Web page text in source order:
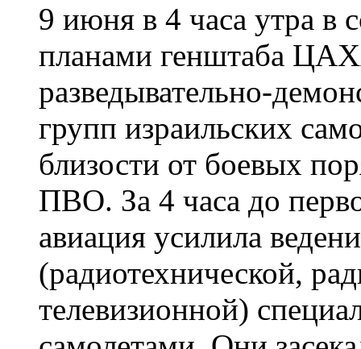
9 июня в 4 часа утра в
планами генштаба
разведывательно-
групп израильских
близости от боевых
ПВО. За 4 часа до
авиация усилила
(радиотехнической,
телевизионной)